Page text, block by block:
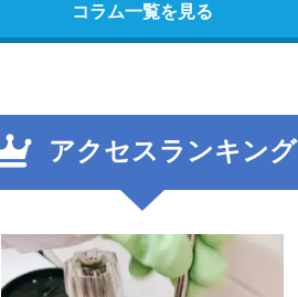
コラム一覧を見る
アクセスランキング
2